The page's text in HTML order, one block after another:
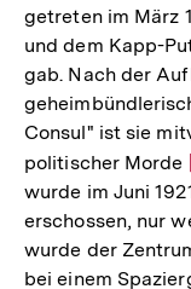
getreten im März
und dem Kapp-
gab. Nach der
Consul" ist sie
politischer Morde
wurde im Juni
erschossen, nur
wurde der
bei einem